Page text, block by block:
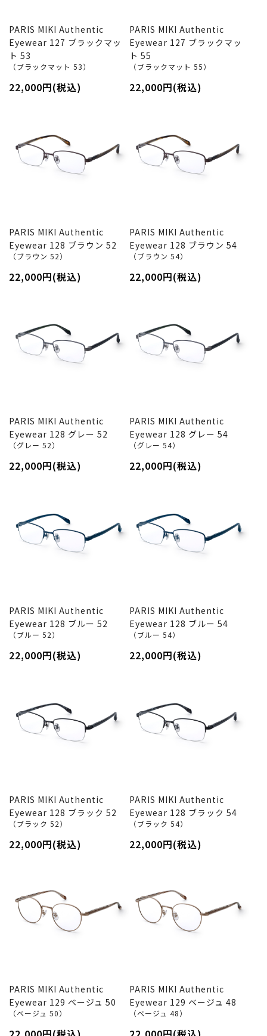
PARIS MIKI Authentic
Eyewear 127 ブラックマッ
ト 53
（ブラックマット 53）
22,000円(税込)
PARIS MIKI Authentic
Eyewear 127 ブラックマッ
ト 55
（ブラックマット 55）
22,000円(税込)
PARIS MIKI Authentic
Eyewear 128 ブラウン 52
（ブラウン 52）
22,000円(税込)
PARIS MIKI Authentic
Eyewear 128 ブラウン 54
（ブラウン 54）
22,000円(税込)
PARIS MIKI Authentic
Eyewear 128 グレー 52
（グレー 52）
22,000円(税込)
PARIS MIKI Authentic
Eyewear 128 グレー 54
（グレー 54）
22,000円(税込)
PARIS MIKI Authentic
Eyewear 128 ブルー 52
（ブルー 52）
22,000円(税込)
PARIS MIKI Authentic
Eyewear 128 ブルー 54
（ブルー 54）
22,000円(税込)
PARIS MIKI Authentic
Eyewear 128 ブラック 52
（ブラック 52）
22,000円(税込)
PARIS MIKI Authentic
Eyewear 128 ブラック 54
（ブラック 54）
22,000円(税込)
PARIS MIKI Authentic
Eyewear 129 ベージュ 50
（ベージュ 50）
PARIS MIKI Authentic
Eyewear 129 ベージュ 48
（ベージュ 48）